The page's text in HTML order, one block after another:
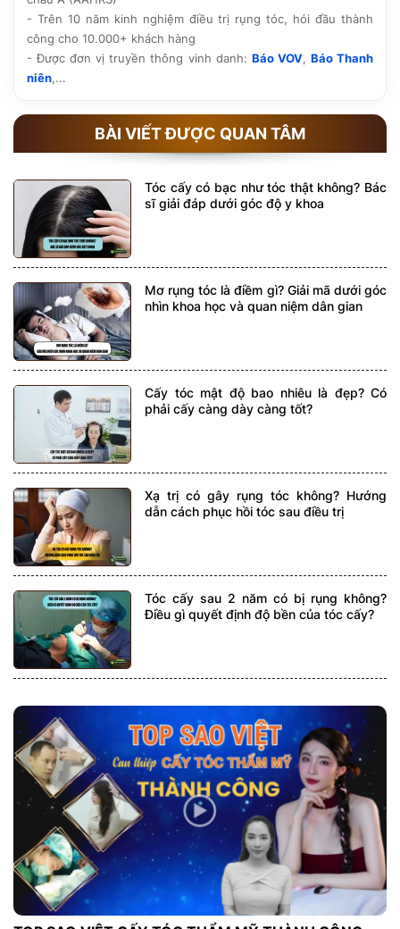
- Trên 10 năm kinh nghiệm điều trị rụng tóc, hói đầu thành
công cho 10.000+ khách hàng
- Được đơn vị truyền thông vinh danh: Báo VOV, Báo Thanh
niên,...
BÀI VIẾT ĐƯỢC QUAN TÂM
Tóc cấy có bạc như tóc thật không? Bác
sĩ giải đáp dưới góc độ y khoa
Mơ rụng tóc là điềm gì? Giải mã dưới góc
nhìn khoa học và quan niệm dân gian
Cấy tóc mật độ bao nhiêu là đẹp? Có
phải cấy càng dày càng tốt?
Xạ trị có gây rụng tóc không? Hướng
dẫn cách phục hồi tóc sau điều trị
Tóc cấy sau 2 năm có bị rụng không?
Điều gì quyết định độ bền của tóc cấy?